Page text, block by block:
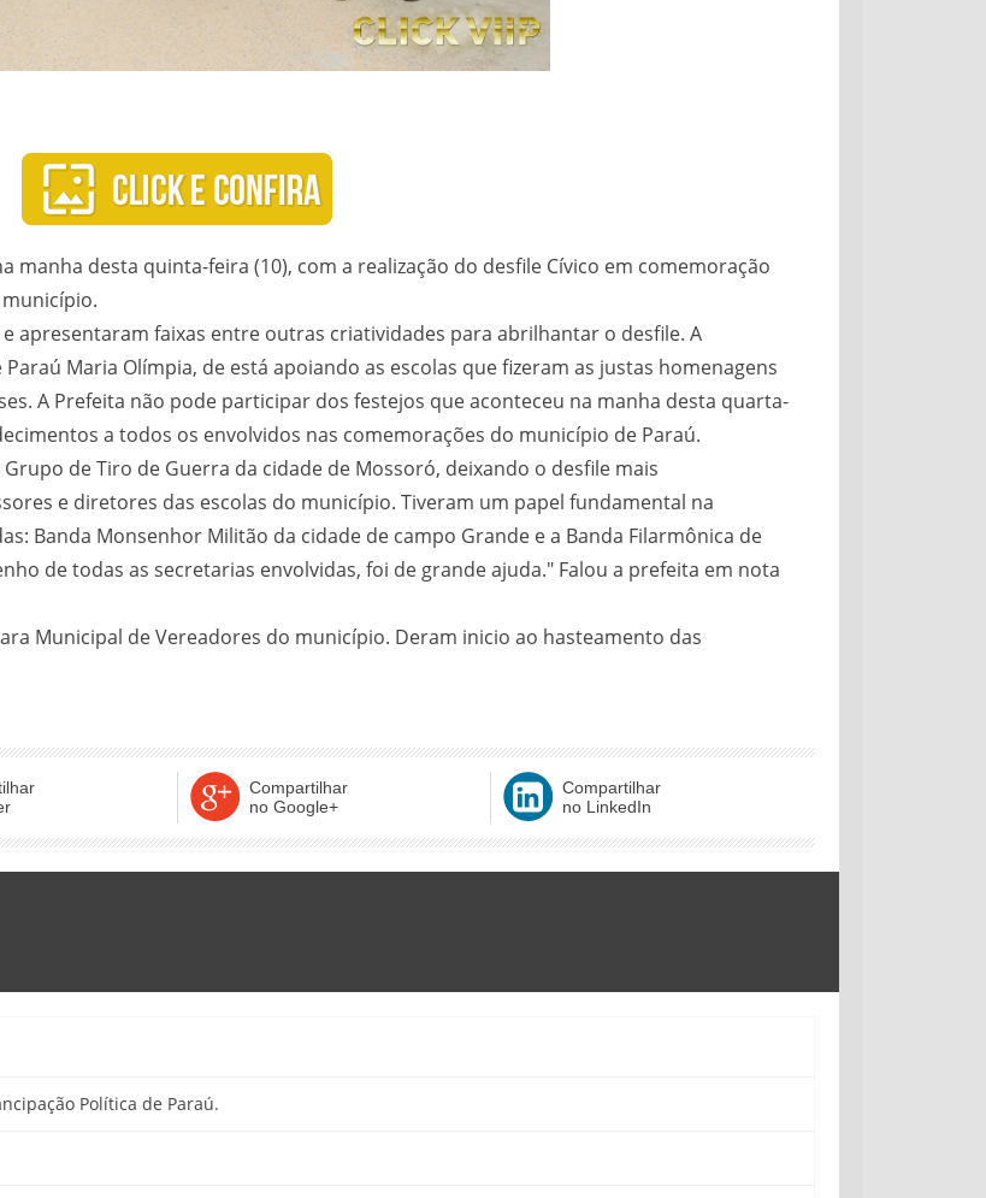
manha desta quinta-feira (10), com a realização do desfile Cívico em comemoração
apresentaram faixas entre outras criatividades para abrilhantar o desfile. A
Maria Olímpia, de está apoiando as escolas que fizeram as justas homenagens
A Prefeita não pode participar dos festejos que aconteceu na manha desta quarta-
a todos os envolvidos nas comemorações do município de Paraú.
de Tiro de Guerra da cidade de Mossoró, deixando o desfile mais
e diretores das escolas do município. Tiveram um papel fundamental na
Banda Monsenhor Militão da cidade de campo Grande e a Banda Filarmônica de
de todas as secretarias envolvidas, foi de grande ajuda." Falou a prefeita em nota
Municipal de Vereadores do município. Deram inicio ao hasteamento das
Compartilhar
no Google+
Compartilhar
no LinkedIn
Política de Paraú.